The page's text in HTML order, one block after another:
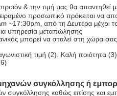
& την τιμή μας θα απαντηθεί
προσωπικό πρόκειται να
~17:30pm, από τη Δευτέρα μέχρι
υπηρεσία μεταπώλησης
μπορεί να σταλεί στη χώρα
τιμή (2). Καλή ποιότητα
συγκόλλησης ή
συγκόλλησης καθώς επίσης και